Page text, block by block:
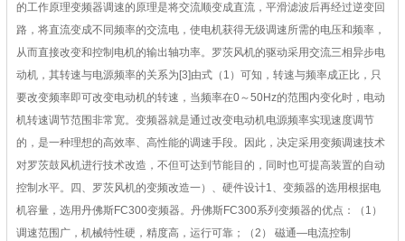
的工作原理变频器调速的原理是将交流顺变成直流，平滑滤波后再经过逆变回
路，将直流变成不同频率的交流电，使电机获得无级调速所需的电压和频率，
从而直接改变和控制电机的输出轴功率。罗茨风机的驱动采用交流三相异步电
动机，其转速与电源频率的关系为[3]由式（1）可知，转速与频率成正比，只
要改变频率即可改变电动机的转速，当频率在0～50Hz的范围内变化时，电动
机转速调节范围非常宽。变频器就是通过改变电动机电源频率实现速度调节
的，是一种理想的高效率、高性能的调速手段。因此，决定采用变频调速技术
对罗茨鼓风机进行技术改造，不但可达到节能目的，同时也可提高装置的自动
控制水平。四、罗茨风机的变频改造一）、硬件设计1、变频器的选用根据电
机容量，选用丹佛斯FC300变频器。丹佛斯FC300系列变频器的优点：（1）
调速范围广，机械特性硬，精度高，运行可靠；（2） 磁通―电流控制